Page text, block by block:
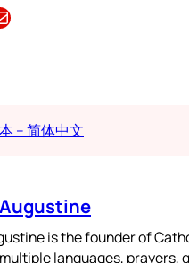
– 简体中文
is the founder of
languages,